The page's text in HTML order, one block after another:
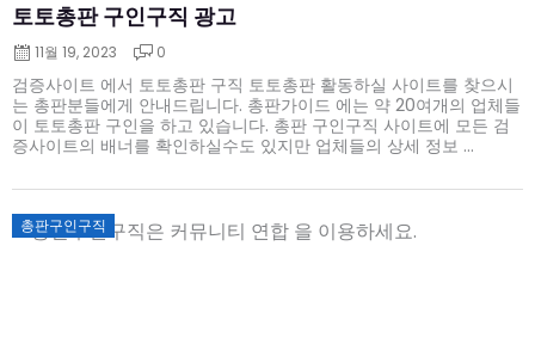
토토총판 구인구직 광고
11월 19, 2023 0
검증사이트 에서 토토총판 구직 토토총판 활동하실 사이트를 찾으시
는 총판분들에게 안내드립니다. 총판가이드 에는 약 20여개의 업체들
이 토토총판 구인을 하고 있습니다. 총판 구인구직 사이트에 모든 검
증사이트의 배너를 확인하실수도 있지만 업체들의 상세 정보 ...
총판구인구직
Posted
on